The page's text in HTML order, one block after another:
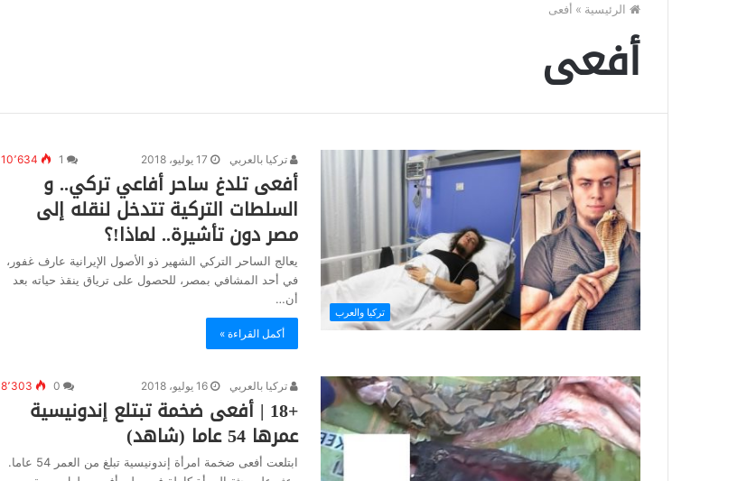
الرئيسية » أفعى
أفعى
تركيا والعرب
تركيا بالعربي 17 يوليو، 2018 10٬634
أفعى تلدغ ساحر أفاعي تركي.. و
السلطات التركية تتدخل لنقله إلى
مصر دون تأشيرة.. لماذا!؟
يعالج الساحر التركي الشهير ذو الأصول الإيرانية عارف غفور،
في أحد المشافي بمصر، للحصول على ترياق ينقذ حياته بعد
أن…
أكمل القراءة »
تركيا بالعربي 16 يوليو، 2018 8٬303
+18 | أفعى ضخمة تبتلع إندونيسية
عمرها 54 عاما (شاهد)
ابتلعت أفعى ضخمة امرأة إندونيسية تبلغ من العمر 54 عاما.